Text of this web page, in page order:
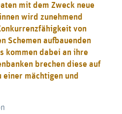
mit dem Zweck neue
wird zunehmend
von
Schemen aufbauenden
kommen dabei an ihre
brechen diese auf
mächtigen und